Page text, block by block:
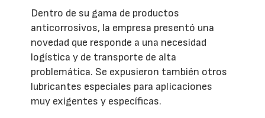
Dentro de su gama de productos
anticorrosivos, la empresa presentó una
novedad que responde a una necesidad
logística y de transporte de alta
problemática. Se expusieron también otros
lubricantes especiales para aplicaciones
muy exigentes y específicas.